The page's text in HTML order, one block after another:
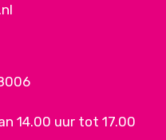
14.00 uur tot 17.00